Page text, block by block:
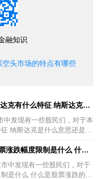
融知识
空头市场的特点有哪些
「300076股票」纳斯达克有什么特征 纳斯达克是什么意思
中发现有一些股民们，对于本
纳斯达克是什么意思还是存
很多人
「烽火电子股票」股票涨跌幅度限制是什么 什么是股票涨跌的
中发现有一些股民们，对于
是什么 什么是股票涨跌的还